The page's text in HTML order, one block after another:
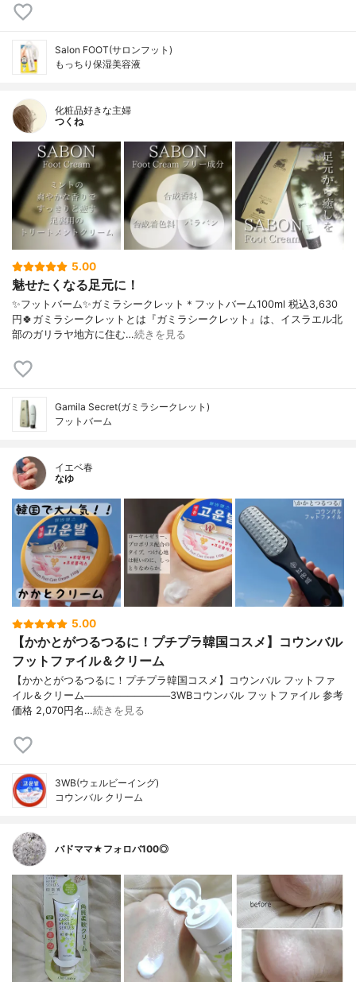
Salon FOOT(サロンフット)
もっちり保湿美容液
化粧品好きな主婦
つくね
5.00
魅せたくなる足元に！
✨フットバーム✨ガミラシークレット＊フットバーム100ml 税込3,630
円🍀ガミラシークレットとは『ガミラシークレット』は、イスラエル北
部のガリラヤ地方に住む…続きを見る
Gamila Secret(ガミラシークレット)
フットバーム
イエベ春
なゆ
5.00
【かかとがつるつるに！プチプラ韓国コスメ】コウンバル
フットファイル＆クリーム
【かかとがつるつるに！プチプラ韓国コスメ】コウンバル フットファ
イル＆クリーム────────────3WBコウンバル フットファイル 参考
価格 2,070円名…続きを見る
3WB(ウェルビーイング)
コウンバル クリーム
バドママ★フォロバ100◎